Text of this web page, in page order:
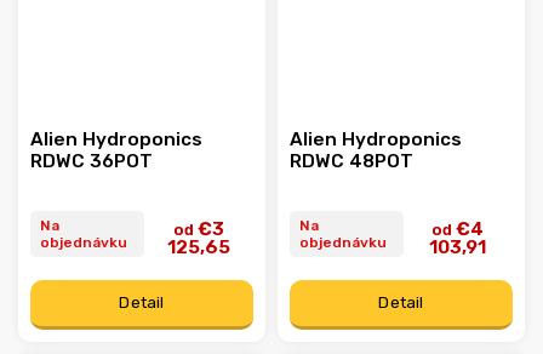
Alien Hydroponics
RDWC 36POT
Na
objednávku
od €3
125,65
Detail
Alien Hydroponics
RDWC 48POT
Na
objednávku
od €4
103,91
Detail